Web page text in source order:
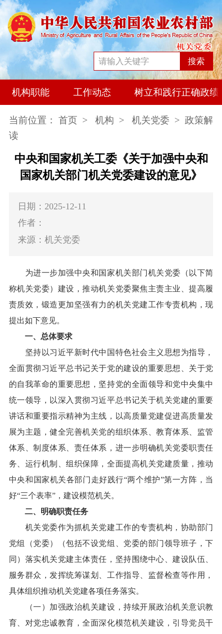
搜索
机构职能 工作动态 树立和践行正确政
当前位置： 首页 > 机构 > 机关党委> 政策解
读
中央和国家机关工委《关于加强中央和
国家机关部门机关党委建设的意见》
日期：2025-12-11
作者：
来源：机关党委
为进一步加强中央和国家机关部门机关党委（以下简
称机关党委）建设，推动机关党委聚焦主责主业、提高履
责质效，锻造更加坚强有力的机关党建工作专责机构，现
提出如下意见。
一、总体要求
坚持以习近平新时代中国特色社会主义思想为指导，
全面贯彻习近平总书记关于党的建设的重要思想、关于党
的自我革命的重要思想，坚持党的全面领导和党中央集中
统一领导，以深入贯彻习近平总书记关于机关党建的重要
讲话和重要指示精神为主线，以高质量党建促进高质量发
展为主题，健全完善机关党的组织体系、教育体系、监管
体系、制度体系、责任体系，进一步明确机关党委职责任
务、运行机制、组织保障，全面提高机关党建质量，推动
中央和国家机关各部门走好践行“两个维护”第一方阵，当
好“三个表率”，建设模范机关。
二、明确职责任务
机关党委作为抓机关党建工作的专责机构，协助部门
党组（党委）（包括不设党组、党委的部门领导班子，下
同）落实机关党建主体责任，坚持围绕中心、建设队伍、
服务群众，发挥统筹谋划、工作指导、监督检查等作用，
具体组织推动机关党建各项任务落实。
（一）加强政治机关建设，持续开展政治机关意识教
育、对党忠诚教育，全面深化模范机关建设，引导党员干